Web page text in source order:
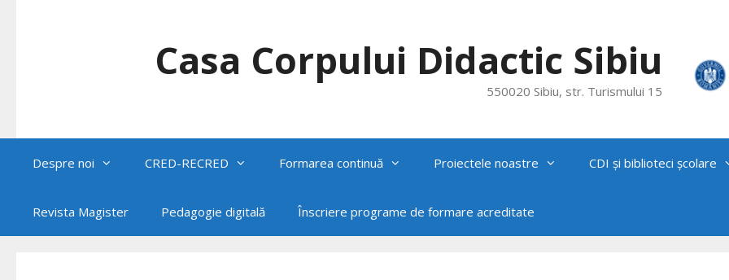
Casa Corpului Didactic Sibiu
550020 Sibiu, str. Turismului 15
Despre noi CRED-RECRED Formarea continuă Proiectele noastre CDI și biblioteci școlare
Revista Magister Pedagogie digitală Înscriere programe de formare acreditate